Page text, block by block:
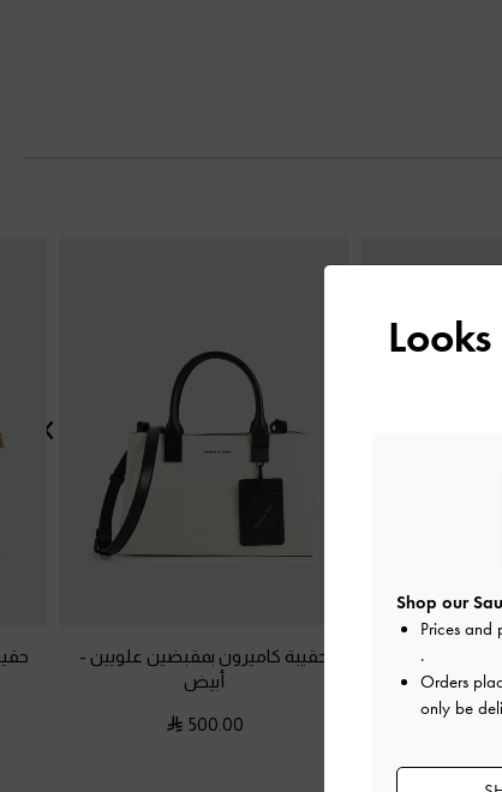
كريم حقيبة كاميرون بمقبضين علويين -
أبيض
500.00
Shop our
Prices and
.
Orders
only be